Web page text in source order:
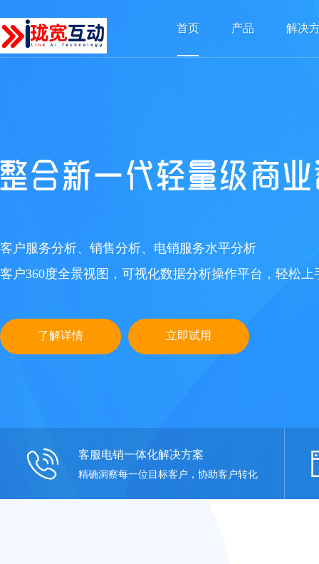
首页 产品 解决
客户服务分析、销售分析、电销服务水平分析
客户360度全景视图，可视化数据分析操作平台，轻松上
了解详情 立即试用
客服电销一体化解决方案
精确洞察每一位目标客户，协助客户转化